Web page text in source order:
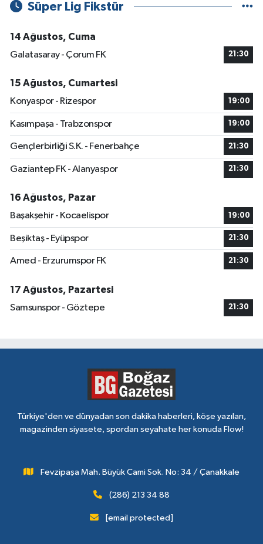
Süper Lig Fikstür
14 Ağustos, Cuma
Galatasaray - Çorum FK
21:30
15 Ağustos, Cumartesi
Konyaspor - Rizespor
19:00
Kasımpaşa - Trabzonspor 19:00
Gençlerbirliği S.K. - Fenerbahçe 21:30
Gaziantep FK - Alanyaspor 21:30
16 Ağustos, Pazar
Başakşehir - Kocaelispor
19:00
Beşiktaş - Eyüpspor 21:30
Amed - Erzurumspor FK 21:30
17 Ağustos, Pazartesi
Samsunspor - Göztepe
21:30
Türkiye'den ve dünyadan son dakika haberleri, köşe yazıları,
magazinden siyasete, spordan seyahate her konuda Flow!
Fevzipaşa Mah. Büyük Cami Sok. No: 34 / Çanakkale
(286) 213 34 88
[email protected]